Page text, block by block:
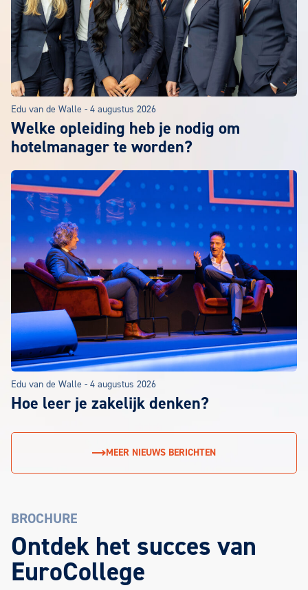
Edu van de Walle - 4 augustus 2026
Welke opleiding heb je nodig om
hotelmanager te worden?
Edu van de Walle - 4 augustus 2026
Hoe leer je zakelijk denken?
MEER NIEUWS BERICHTEN
EuroCollege Brochure aanvragen
BROCHURE
Ontdek het succes van
EuroCollege